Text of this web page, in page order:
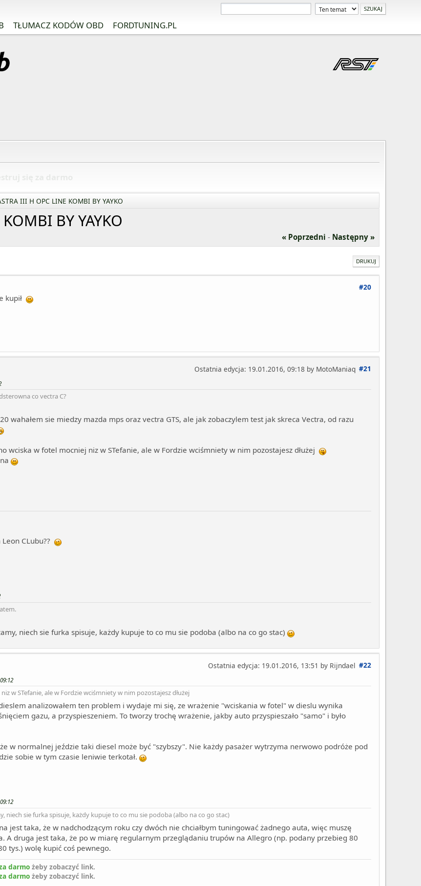
TŁUMACZ KODÓW OBD FORDTUNING.PL
III H OPC LINE KOMBI BY YAYKO
BY YAYKO
« Poprzedni - Następny »
DRUKUJ
#20
kupił
#21
Ostatnia edycja: 19.01.2016, 09:18 by MotoManiaq
co vectra C?
wahałem sie miedzy mazda mps oraz vectra GTS, ale jak zobaczylem test jak skreca Vectra, od razu
wciska w fotel mocniej niz w STefanie, ale w Fordzie wciśmniety w nim pozostajesz dłużej
CLubu??
niech sie furka spisuje, każdy kupuje to co mu sie podoba (albo na co go stac)
#22
Ostatnia edycja: 19.01.2016, 13:51 by Rijndael
w STefanie, ale w Fordzie wciśmniety w nim pozostajesz dłużej
analizowałem ten problem i wydaje mi się, ze wrażenie "wciskania w fotel" w dieslu wynika
gazu, a przyspieszeniem. To tworzy trochę wrażenie, jakby auto przyspieszało "samo" i było
w normalnej jeździe taki diesel może być "szybszy". Nie każdy pasażer wytrzyma nerwowo podróże pod
sobie w tym czasie leniwie terkotał.
niech sie furka spisuje, każdy kupuje to co mu sie podoba (albo na co go stac)
jest taka, że w nadchodzącym roku czy dwóch nie chciałbym tuningować żadnego auta, więc muszę
A druga jest taka, że po w miarę regularnym przeglądaniu trupów na Allegro (np. podany przebieg 80
tys.) wolę kupić coś pewnego.
darmo żeby zobaczyć link.
darmo żeby zobaczyć link.